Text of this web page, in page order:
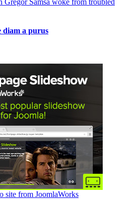
Gregor Samsa woke from troubled
diam a purus